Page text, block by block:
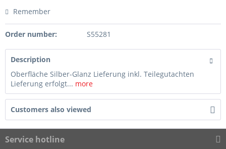
Remember
Order number: S55281
Description
Oberfläche Silber-Glanz Lieferung inkl. Teilegutachten
Lieferung erfolgt... more
Customers also viewed
Service hotline